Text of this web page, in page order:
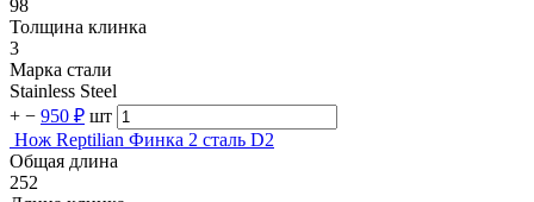
98
Толщина клинка
3
Марка стали
Stainless Steel
+ − 950 ₽ шт
Нож Reptilian Финка 2 сталь D2
Общая длина
252